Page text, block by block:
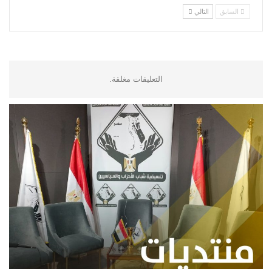
السابق التالي
التعليقات مغلقة.